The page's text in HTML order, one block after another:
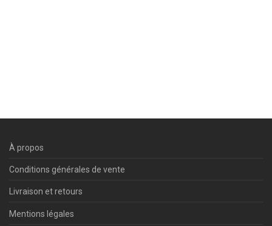
À propos
Conditions générales de vente
Livraison et retours
Mentions légales